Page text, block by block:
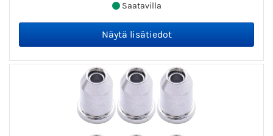
Saatavilla